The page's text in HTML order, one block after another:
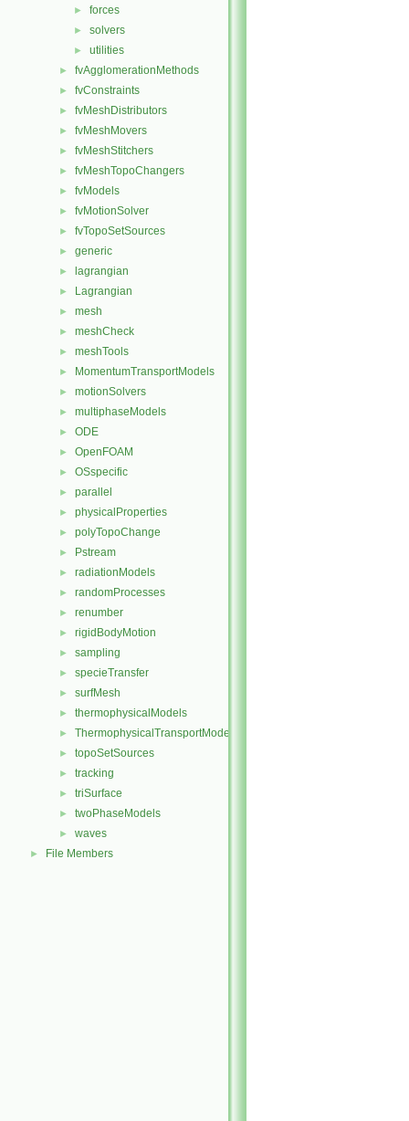
► forces
► solvers
► utilities
► fvAgglomerationMethods
► fvConstraints
► fvMeshDistributors
► fvMeshMovers
► fvMeshStitchers
► fvMeshTopoChangers
► fvModels
► fvMotionSolver
► fvTopoSetSources
► generic
► lagrangian
► Lagrangian
► mesh
► meshCheck
► meshTools
► MomentumTransportModels
► motionSolvers
► multiphaseModels
► ODE
► OpenFOAM
► OSspecific
► parallel
► physicalProperties
► polyTopoChange
► Pstream
► radiationModels
► randomProcesses
► renumber
► rigidBodyMotion
► sampling
► specieTransfer
► surfMesh
► thermophysicalModels
► ThermophysicalTransportModels
► topoSetSources
► tracking
► triSurface
► twoPhaseModels
► waves
► File Members